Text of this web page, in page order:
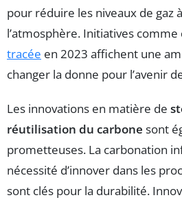
pour réduire les niveaux de gaz
l’atmosphère. Initiatives
tracée en 2023 affichent une
changer la donne pour l’avenir
Les innovations en matière de
réutilisation du carbone sont
prometteuses. La carbonation
nécessité d’innover dans les
sont clés pour la durabilité.